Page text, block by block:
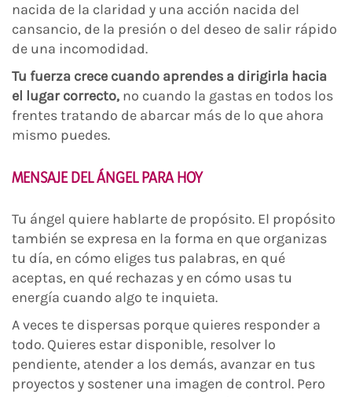
nacida de la claridad y una acción nacida del
cansancio, de la presión o del deseo de salir rápido
de una incomodidad.
Tu fuerza crece cuando aprendes a dirigirla hacia
el lugar correcto, no cuando la gastas en todos los
frentes tratando de abarcar más de lo que ahora
mismo puedes.
MENSAJE DEL ÁNGEL PARA HOY
Tu ángel quiere hablarte de propósito. El propósito
también se expresa en la forma en que organizas
tu día, en cómo eliges tus palabras, en qué
aceptas, en qué rechazas y en cómo usas tu
energía cuando algo te inquieta.
A veces te dispersas porque quieres responder a
todo. Quieres estar disponible, resolver lo
pendiente, atender a los demás, avanzar en tus
proyectos y sostener una imagen de control. Pero